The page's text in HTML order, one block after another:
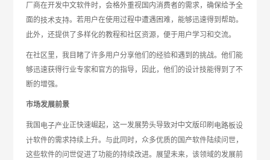
厂商在开发中文软件时，会格外重视国内消费者的需求，确保给予全
面的技术支持。若用户在使用过程中遭遇困难，能够迅速得到帮助。
此外，还提供了多样化的教程和社区资源，便于用户学习和交流。
在社区里，我目睹了许多用户分享他们的经验和遇到的挑战。他们能
够迅速获得行业专家和官方的指导，因此，他们的设计技能得到了不
断的增强。
市场发展前景
我国 电子产业正快速崛起，这一发展势头导致对中文版印刷 电路板设
计软件的需求持续上升。与此同时，众多优质的国产软件陆续问世，
这些软件的问世促进了功能的持续改进。展望未来，该领域的发展前